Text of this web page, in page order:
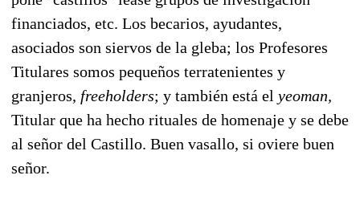
financiados, etc. Los becarios, ayudantes,
asociados son siervos de la gleba; los Profesores
Titulares somos pequeños terratenientes y
granjeros, freeholders; y también está el yeoman,
Titular que ha hecho rituales de homenaje y se debe
al señor del Castillo. Buen vasallo, si oviere buen
señor.